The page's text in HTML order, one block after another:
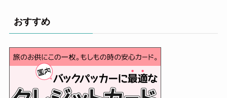
おすすめ